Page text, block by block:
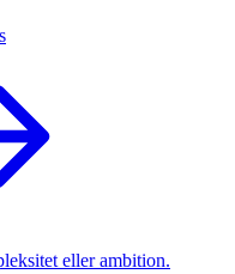
eller ambition.